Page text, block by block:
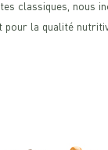
classiques, nous
la qualité